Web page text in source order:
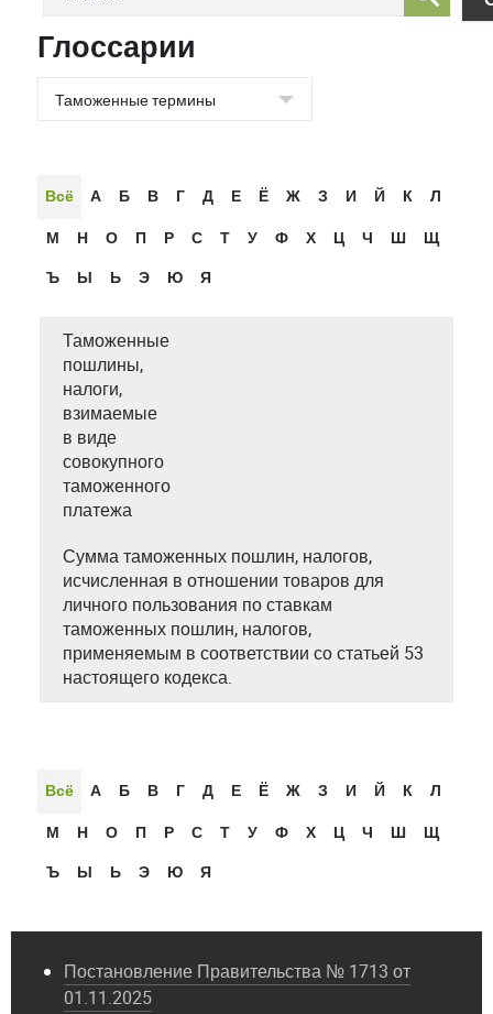
Глоссарии
Всё А Б В Г Д Е Ё Ж З И Й К
Л
М
Н О П Р С Т У Ф Х Ц Ч Ш
Щ
Ъ
Ы Ь Э Ю Я
Таможенные
пошлины,
налоги,
взимаемые
в виде
совокупного
таможенного
платежа
Сумма таможенных пошлин, налогов,
исчисленная в отношении товаров для
личного пользования по ставкам
таможенных пошлин, налогов,
применяемым в соответствии со статьей 53
настоящего кодекса.
Всё А Б В Г Д Е Ё Ж З И Й К
Л
М
Н О П Р С Т У Ф Х Ц Ч Ш
Щ
Ъ
Ы Ь Э Ю Я
Постановление Правительства № 1713 от
01.11.2025